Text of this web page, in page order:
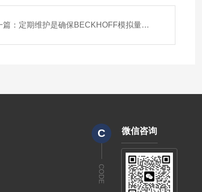
： 定期维护是确保BECKHOFF模拟量正常运行的关键
C
CODE
微信咨询